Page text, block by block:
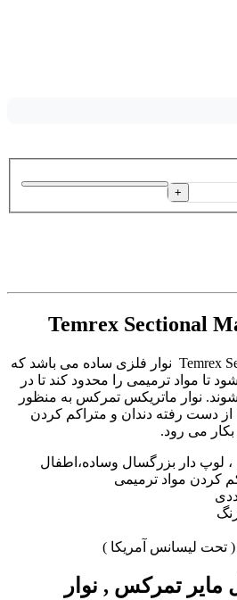
+
نوار ماتریس Temrex Sectional Matrix نوار فلزی ساده می باشد که
تا مواد ترمیمی را محدود کند تا در
نوار ماتریکس تمرکس به منظور
از دست رفته دندان و متراکم کردن
می رود.
لوپ دار بزرگسال وساده،اطفال
کردن مواد ترمیمی
لیسانس آمریکا )
مایر تمرکس , نوار